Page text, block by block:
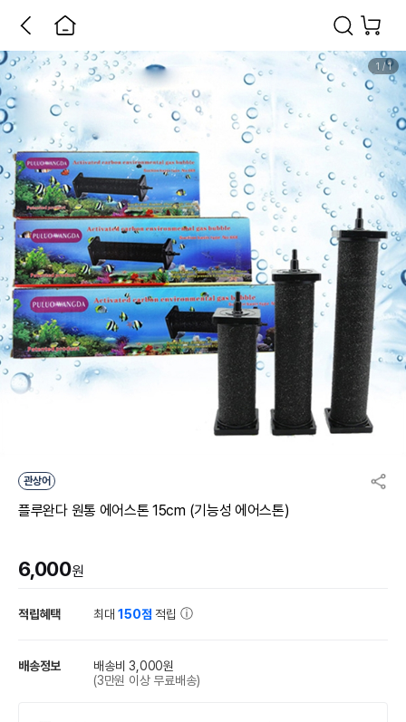
1 /1
관상어
플루완다 원통 에어스톤 15cm (기능성 에어스톤)
6,000원
적립혜택 최대150점 적립
배송정보
배송비 3,000원
(3만원 이상 무료배송)